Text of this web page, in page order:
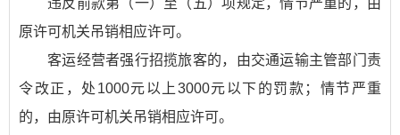
原许可机关吊销相应许可。
客运经营者强行招揽旅客的，由交通运输主管部门责
令改正，处1000元以上3000元以下的罚款；情节严重
的，由原许可机关吊销相应许可。